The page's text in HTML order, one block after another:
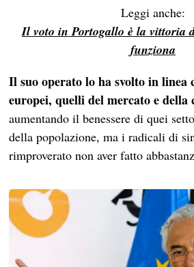
Leggi anche:
Il voto in Portogallo è la vittoria
funziona
Il suo operato lo ha svolto in
europei, quelli del mercato e della
aumentando il benessere di quei
della popolazione, ma i radicali di
rimproverato non aver fatto